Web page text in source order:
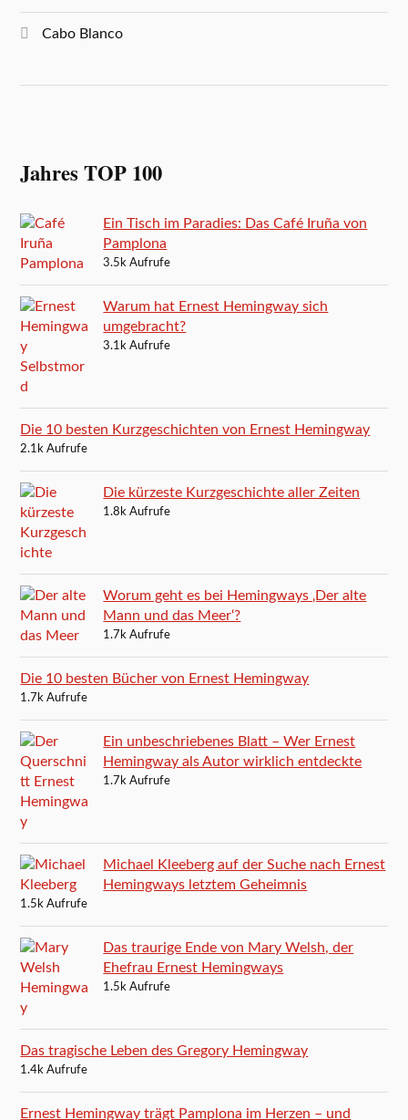
Cabo Blanco
Jahres TOP 100
Ein Tisch im Paradies: Das Café Iruña von
Pamplona
3.5k Aufrufe
Warum hat Ernest Hemingway sich
umgebracht?
3.1k Aufrufe
Die 10 besten Kurzgeschichten von Ernest Hemingway
2.1k Aufrufe
Die kürzeste Kurzgeschichte aller Zeiten
1.8k Aufrufe
Worum geht es bei Hemingways ‚Der alte
Mann und das Meer‘?
1.7k Aufrufe
Die 10 besten Bücher von Ernest Hemingway
1.7k Aufrufe
Ein unbeschriebenes Blatt – Wer Ernest
Hemingway als Autor wirklich entdeckte
1.7k Aufrufe
Michael Kleeberg auf der Suche nach Ernest
Hemingways letztem Geheimnis
1.5k Aufrufe
Das traurige Ende von Mary Welsh, der
Ehefrau Ernest Hemingways
1.5k Aufrufe
Das tragische Leben des Gregory Hemingway
1.4k Aufrufe
Ernest Hemingway trägt Pamplona im Herzen – und